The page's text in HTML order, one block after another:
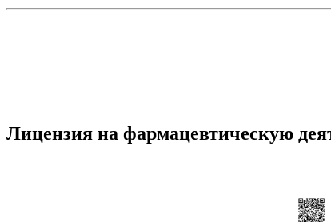
Лицензия на фармацевтическую